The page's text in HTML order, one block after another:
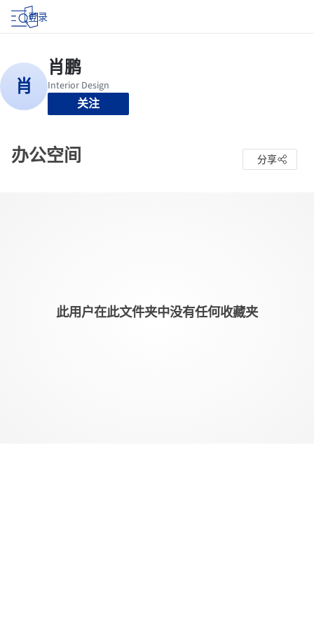
登录
关注
办公空间 分享
此用户在此文件夹中没有任何收藏夹